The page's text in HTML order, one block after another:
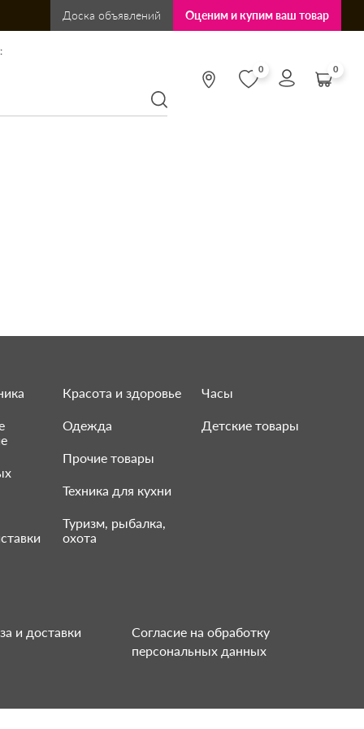
Доска объявлений Оценим и купим ваш товар
0 0
Красота и здоровье
Одежда
Прочие товары
Техника для кухни
Туризм, рыбалка,
охота
Часы
Детские товары
и доставки
Согласие на обработку
персональных данных